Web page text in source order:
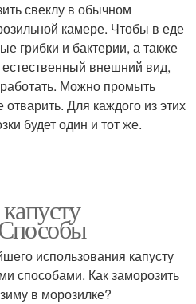
свеклу в обычном
камере. Чтобы в еде
грибки и бактерии, а также
естественный внешний вид,
Можно промыть
Для каждого из этих
будет один и тот же.
использования капусту
способами. Как заморозить
в морозилке?